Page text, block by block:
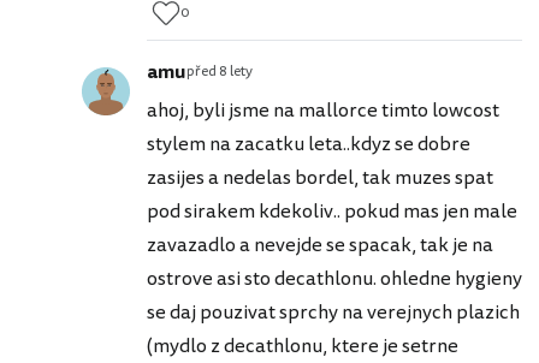
0
amupřed 8 lety
ahoj, byli jsme na mallorce timto lowcost
stylem na zacatku leta..kdyz se dobre
zasijes a nedelas bordel, tak muzes spat
pod sirakem kdekoliv.. pokud mas jen male
zavazadlo a nevejde se spacak, tak je na
ostrove asi sto decathlonu. ohledne hygieny
se daj pouzivat sprchy na verejnych plazich
(mydlo z decathlonu, ktere je setrne